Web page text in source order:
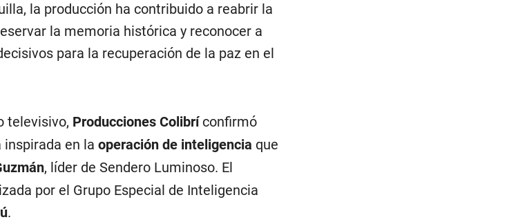
la producción ha contribuido a reabrir la
la memoria histórica y reconocer a
para la recuperación de la paz en el
televisivo, Producciones Colibríconfirmó
inspirada en la operación de inteligencia que
, líder de Sendero Luminoso. El
por el Grupo Especial de Inteligencia
.